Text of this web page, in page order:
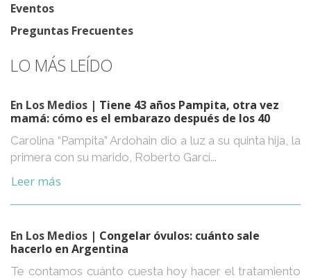
Eventos
Preguntas Frecuentes
LO MÁS LEÍDO
En Los Medios | Tiene 43 años Pampita, otra vez
mamá: cómo es el embarazo después de los 40
Carolina “Pampita” Ardohain dio a luz a su quinta hija, la
primera con su marido, Roberto Garcí...
Leer más
En Los Medios | Congelar óvulos: cuánto sale
hacerlo en Argentina
Te contamos cuánto cuesta hoy hacer el tratamiento